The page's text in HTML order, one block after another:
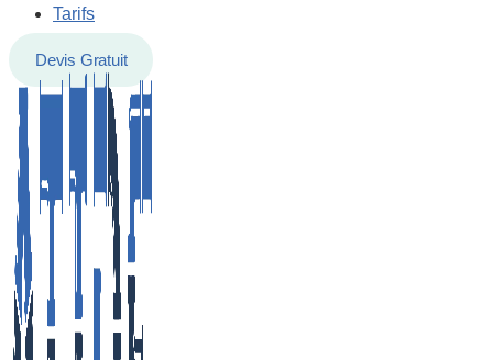
Tarifs
Devis Gratuit